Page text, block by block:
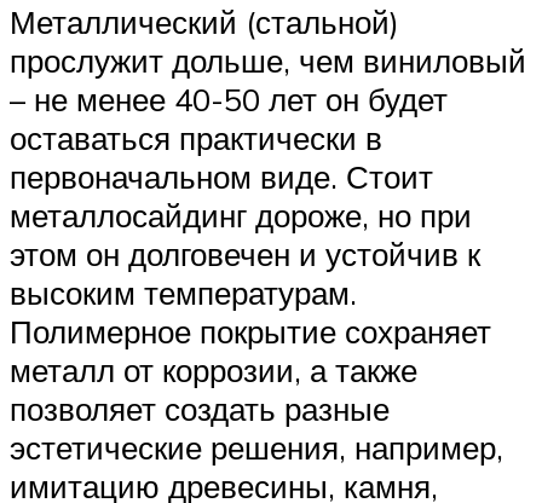
Металлический (стальной)
прослужит дольше, чем виниловый
– не менее 40-50 лет он будет
оставаться практически в
первоначальном виде. Стоит
металлосайдинг дороже, но при
этом он долговечен и устойчив к
высоким температурам.
Полимерное покрытие сохраняет
металл от коррозии, а также
позволяет создать разные
эстетические решения, например,
имитацию древесины, камня,